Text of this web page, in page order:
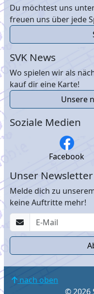
Du möchtest uns
freuen uns über jede
SVK News
Wo spielen wir als
kauf dir eine Karte!
Unsere
Soziale Medien
Facebook
Unser Newsletter
Melde dich zu
keine Auftritte mehr!
nach oben
© 2026